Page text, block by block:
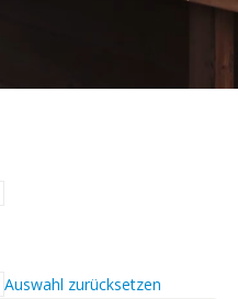
Auswahl zurücksetzen